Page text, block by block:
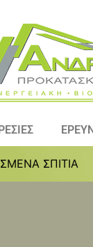
ΣΠΙΤΙΑ